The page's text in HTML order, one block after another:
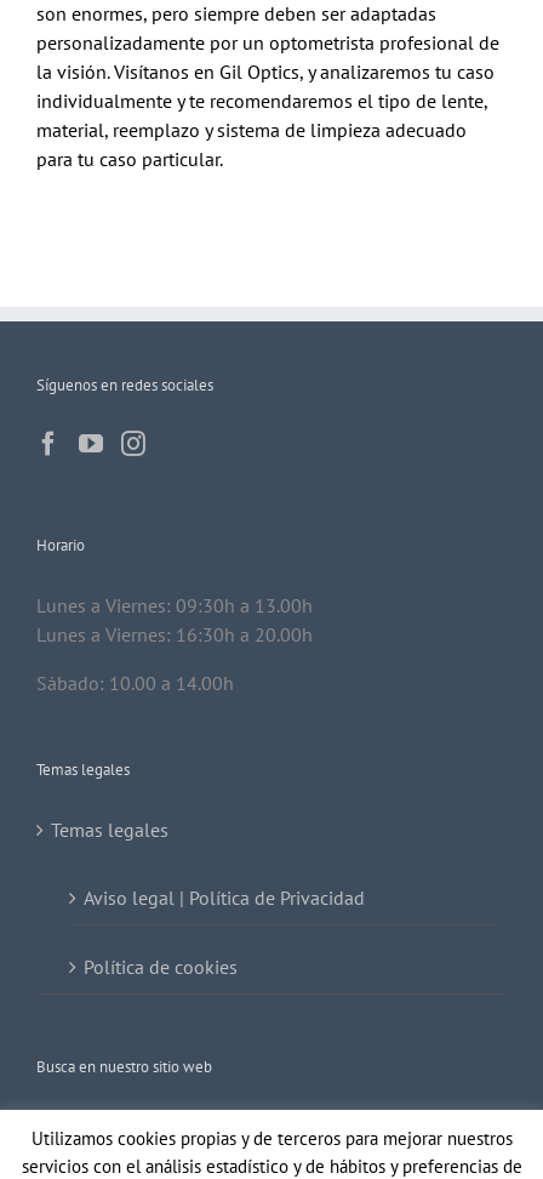
son enormes, pero siempre deben ser adaptadas
personalizadamente por un optometrista profesional de
la visión. Visítanos en Gil Optics, y analizaremos tu caso
individualmente y te recomendaremos el tipo de lente,
material, reemplazo y sistema de limpieza adecuado
para tu caso particular.
Síguenos en redes sociales
Horario
Lunes a Viernes: 09:30h a 13.00h
Lunes a Viernes: 16:30h a 20.00h
Sábado: 10.00 a 14.00h
Temas legales
Temas legales
Aviso legal | Política de Privacidad
Política de cookies
Busca en nuestro sitio web
Buscar:
Utilizamos cookies propias y de terceros para mejorar nuestros
servicios con el análisis estadístico y de hábitos y preferencias de